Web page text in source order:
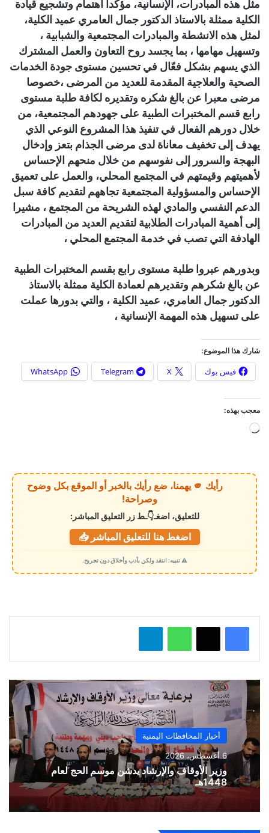
مثل هذه المبادرات، الإنسانية، مؤكدا اهتمام وتشجيع قيادة
الكلية ممثلة بالاستاذ الدكتور جمال العامري عميد الكلية،
لمثل هذه الانشطة والمبادرات المجتمعية والشبابية ،
وتسهيل مهامها ، بما يجسد روح التعاون والعمل المشترك
الذي يسهم بشكل فعّال في تحسين مستوى جودة الخدمات
الصحية والعلاجية المقدمة للعديد من المرضى ،خصوصا
مرضى معبرا عن بالغ شكره وتقديره لكافة طلبة مستوى
رابع قسم المختبرات الطبية على جهودهم المجتمعية، من
خلال دورهم الفعال في تنفيذ هذا المشروع النوعي الذي
يهدف إلى تخفيف معاناة لدى مرضى الجذام بتعز وإدخال
البهجة والسرور إلى نفوسهم من خلال منحهم الإحساس
لأهميتهم وقيمتهم في المجتمع المحلي، والعمل على تعميق
الإحساس والمسؤولية المجتمعية تجاههم لتقديم كافة سبل
الدعم النفسي والمادي لهذه الشريحة من المجتمع ، مشيرا
إلى أهمية المبادرات الطلابية لتقديم العديد من المبادرات
الهادفة التي تصب في خدمة المجتمع المحلي ،
وبدورهم عبروا طلبة مستوى رابع بقسم المختبرات الطبية
عن بالغ شكرهم وتقديرهم لعمادة الكلية ممثلة بالاستاذ
الدكتور جمال العامري، عميد الكلية ، والتي بدورها عملت
على تسهيل هذه المهمة الإنسانية ،
شارك هذا الموضوع:
فيس بوك X
Telegram
WhatsApp
معجب بهذه:
ي
م
ي
رأيك 🫵 يهمنا، ضع رأيك بالخبر أو الموقع بكل وضوح
وصراحة!
للتعليق، اضغـ👇ـط زر التعليق المباشر:
اضغط هنا للتعليق المباشر 📥
⚠️ تنبيه: انتقد ولكن بأدب وأخلاق دون تجريح.
واتساب
أخبار المحافظات اليمنية
6 أغسطس، 2026
وزير الأوقاف والإرشاد يدشن موسم الحج لعام
1448هـ